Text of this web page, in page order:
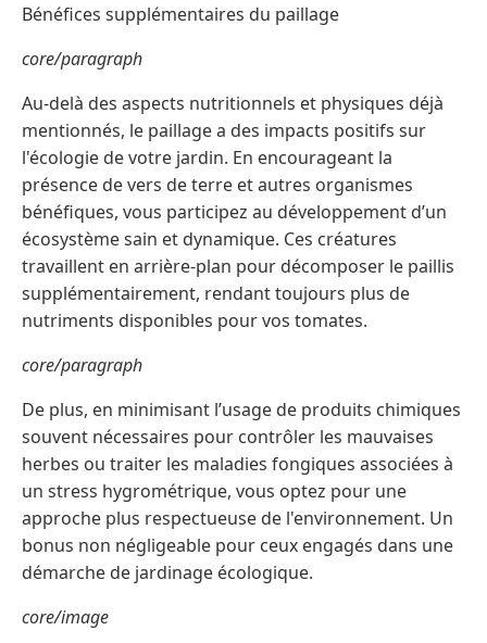
Bénéfices supplémentaires du paillage
core/paragraph
Au-delà des aspects nutritionnels et physiques déjà
mentionnés, le paillage a des impacts positifs sur
l'écologie de votre jardin. En encourageant la
présence de vers de terre et autres organismes
bénéfiques, vous participez au développement d’un
écosystème sain et dynamique. Ces créatures
travaillent en arrière-plan pour décomposer le paillis
supplémentairement, rendant toujours plus de
nutriments disponibles pour vos tomates.
core/paragraph
De plus, en minimisant l’usage de produits chimiques
souvent nécessaires pour contrôler les mauvaises
herbes ou traiter les maladies fongiques associées à
un stress hygrométrique, vous optez pour une
approche plus respectueuse de l'environnement. Un
bonus non négligeable pour ceux engagés dans une
démarche de jardinage écologique.
core/image